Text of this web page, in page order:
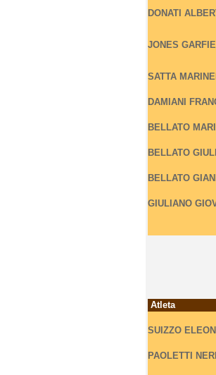
DONATI
JONES
SATTA
DAMIANI
BELLATO
BELLATO
BELLATO
GIULIANO
Atleta
SUIZZO
PAOLETTI